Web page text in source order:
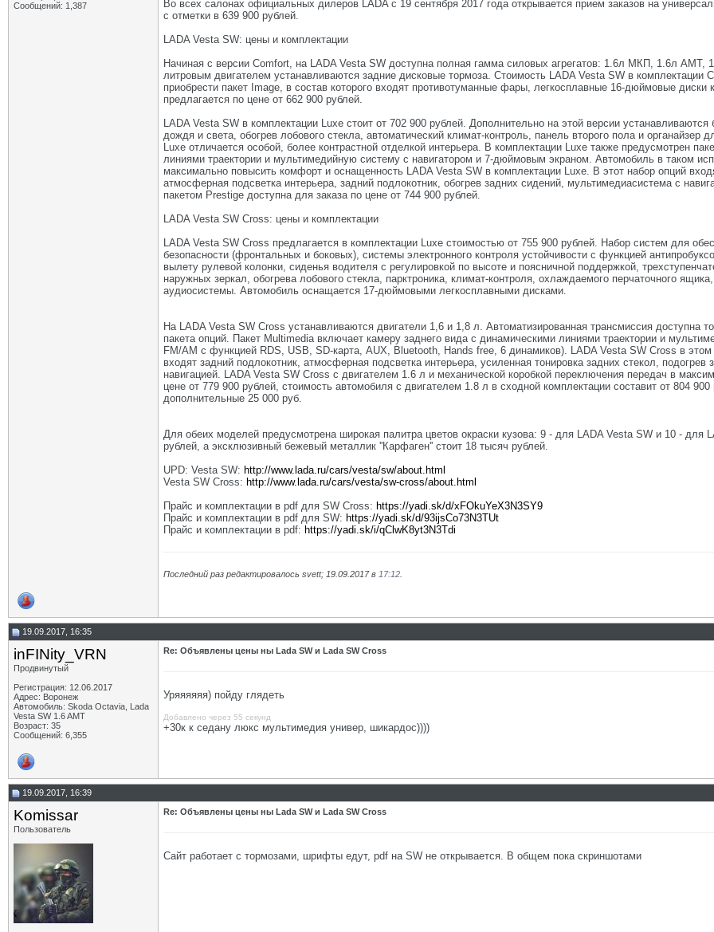
Сообщений: 1,387
Во всех салонах официальных дилеров LADA с 19 сентября 2017 года открывается прием заказов на
с отметки в 639 900 рублей.
LADA Vesta SW: цены и комплектации
Начиная с версии Comfort, на LADA Vesta SW доступна полная гамма силовых агрегатов: 1.6л МКП, 1.6л
литровым двигателем устанавливаются задние дисковые тормоза. Стоимость LADA Vesta SW в комплектации
приобрести пакет Image, в состав которого входят противотуманные фары, легкосплавные 16-дюймовые
предлагается по цене от 662 900 рублей.
LADA Vesta SW в комплектации Luxe стоит от 702 900 рублей. Дополнительно на этой версии
дождя и света, обогрев лобового стекла, автоматический климат-контроль, панель второго пола и
Luxe отличается особой, более контрастной отделкой интерьера. В комплектации Luxe также предусмотрен
линиями траектории и мультимедийную систему с навигатором и 7-дюймовым экраном. Автомобиль в таком
максимально повысить комфорт и оснащенность LADA Vesta SW в комплектации Luxe. В этот набор опций
атмосферная подсветка интерьера, задний подлокотник, обогрев задних сидений, мультимедиасистема с
пакетом Prestige доступна для заказа по цене от 744 900 рублей.
LADA Vesta SW Cross: цены и комплектации
LADA Vesta SW Cross предлагается в комплектации Luxe стоимостью от 755 900 рублей. Набор систем для
безопасности (фронтальных и боковых), системы электронного контроля устойчивости с функцией
вылету рулевой колонки, сиденья водителя с регулировкой по высоте и поясничной поддержкой,
наружных зеркал, обогрева лобового стекла, парктроника, климат-контроля, охлаждаемого перчаточного
аудиосистемы. Автомобиль оснащается 17-дюймовыми легкосплавными дисками.
На LADA Vesta SW Cross устанавливаются двигатели 1,6 и 1,8 л. Автоматизированная трансмиссия
пакета опций. Пакет Multimedia включает камеру заднего вида с динамическими линиями траектории и
FM/AM с функцией RDS, USB, SD-карта, AUX, Bluetooth, Hands free, 6 динамиков). LADA Vesta SW Cross в
входят задний подлокотник, атмосферная подсветка интерьера, усиленная тонировка задних стекол,
навигацией. LADA Vesta SW Cross с двигателем 1.6 л и механической коробкой переключения передач в
цене от 779 900 рублей, стоимость автомобиля с двигателем 1.8 л в сходной комплектации составит от 804
дополнительные 25 000 руб.
Для обеих моделей предусмотрена широкая палитра цветов окраски кузова: 9 - для LADA Vesta SW и 10 - для
рублей, а эксклюзивный бежевый металлик ''Карфаген'' стоит 18 тысяч рублей.
UPD: Vesta SW: http://www.lada.ru/cars/vesta/sw/about.html
Vesta SW Cross: http://www.lada.ru/cars/vesta/sw-cross/about.html
Прайс и комплектации в pdf для SW Cross: https://yadi.sk/d/xFOkuYeX3N3SY9
Прайс и комплектации в pdf для SW: https://yadi.sk/d/93ijsCo73N3TUt
Прайс и комплектации в pdf: https://yadi.sk/i/qClwK8yt3N3Tdi
Последний раз редактировалось svett; 19.09.2017 в 17:12
19.09.2017, 16:35
inFINity_VRN
Продвинутый
Регистрация: 12.06.2017
Адрес: Воронеж
Автомобиль: Skoda Octavia, Lada
Vesta SW 1.6 AMT
Возраст: 35
Сообщений: 6,355
Re: Объявлены цены ны Lada SW и Lada SW Cross
Уряяяяяя) пойду глядеть
Добавлено через 55 секунд
+30к к седану люкс мультимедия универ, шикардос))))
19.09.2017, 16:39
Komissar
Пользователь
Re: Объявлены цены ны Lada SW и Lada SW Cross
Сайт работает с тормозами, шрифты едут, pdf на SW не открывается. В общем пока скриншотами